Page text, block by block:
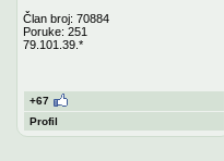
Član broj: 70884
Poruke: 251
79.101.39.*
+67
Profil